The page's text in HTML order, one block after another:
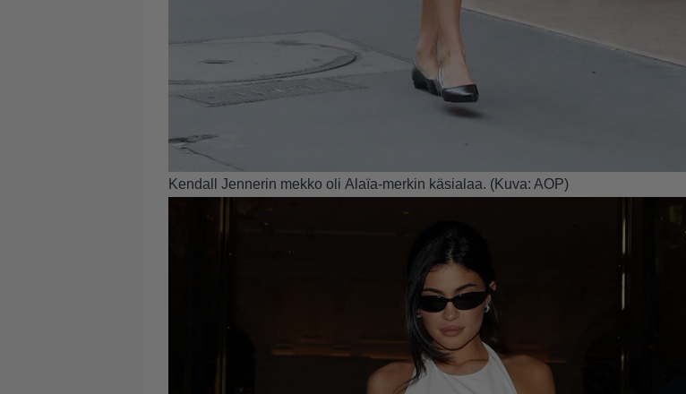
Kendall Jennerin mekko oli Alaïa-merkin käsialaa. (Kuva: AOP)